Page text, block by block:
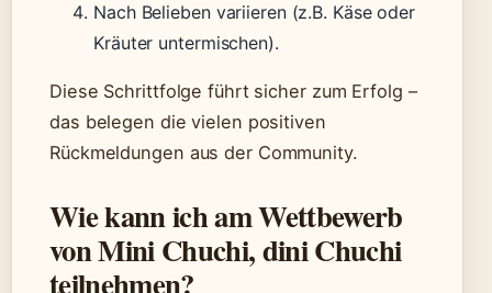
Nach Belieben variieren (z.B. Käse oder
Kräuter untermischen).
Diese Schrittfolge führt sicher zum Erfolg –
das belegen die vielen positiven
Rückmeldungen aus der Community.
Wie kann ich am Wettbewerb
von Mini Chuchi, dini Chuchi
teilnehmen?